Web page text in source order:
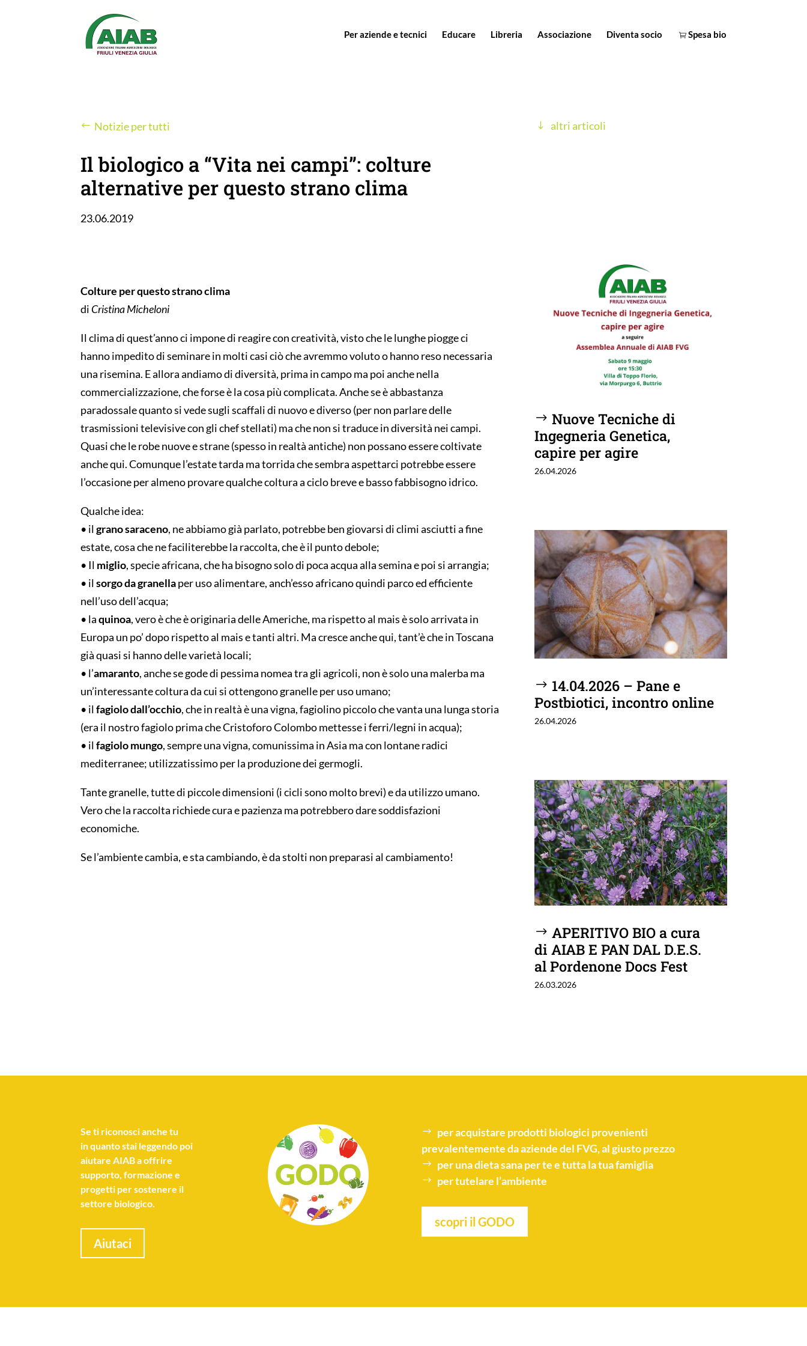
Per aziende e tecnici Educare Libreria Associazione Diventa socio Spesa bio
Notizie per tutti
Il biologico a “Vita nei campi”: colture
alternative per questo strano clima
23.06.2019
altri articoli
Colture per questo strano clima
di Cristina Micheloni
Il clima di quest’anno ci impone di reagire con creatività, visto che le lunghe piogge ci
hanno impedito di seminare in molti casi ciò che avremmo voluto o hanno reso necessaria
una risemina. E allora andiamo di diversità, prima in campo ma poi anche nella
commercializzazione, che forse è la cosa più complicata. Anche se è abbastanza
paradossale quanto si vede sugli scaffali di nuovo e diverso (per non parlare delle
trasmissioni televisive con gli chef stellati) ma che non si traduce in diversità nei campi.
Quasi che le robe nuove e strane (spesso in realtà antiche) non possano essere coltivate
anche qui.Comunque l’estate tarda ma torrida che sembra aspettarci potrebbe essere
l’occasione per almeno provare qualche coltura a ciclo breve e basso fabbisogno idrico.
Qualche idea:
• ilgrano saraceno, ne abbiamo già parlato, potrebbe ben giovarsi di climi asciutti a fine
estate, cosa che ne faciliterebbe la raccolta, che è il punto debole;
• Il miglio, specie africana, che ha bisogno solo di poca acqua alla semina e poi si arrangia;
• ilsorgo da granellaper uso alimentare, anch’esso africano quindi parco ed efficiente
nell’uso dell’acqua;
• laquinoa, vero è che è originaria delle Americhe, ma rispetto al mais è solo arrivata in
Europa un po’ dopo rispetto al mais e tanti altri. Ma cresce anche qui, tant’è che in Toscana
già quasi si hanno delle varietà locali;
• l’amaranto, anche se gode di pessima nomea tra gli agricoli, non è solo una malerba ma
un’interessante coltura da cui si ottengono granelle per uso umano;
• ilfagiolo dall’occhio, che in realtà è una vigna, fagiolino piccolo che vanta una lunga storia
(era il nostro fagiolo prima che Cristoforo Colombo mettesse i ferri/legni in acqua);
• ilfagiolo mungo, sempre una vigna, comunissima in Asia ma con lontane radici
mediterranee; utilizzatissimo per la produzione dei germogli.
Tante granelle, tutte di piccole dimensioni (i cicli sono molto brevi) e da utilizzo umano.
Vero che la raccolta richiede cura e pazienza ma potrebbero dare soddisfazioni
economiche.
Se l’ambiente cambia, e sta cambiando, è da stolti non preparasi al cambiamento!
Nuove Tecniche di
Ingegneria Genetica,
capire per agire
26.04.2026
14.04.2026 – Pane e
Postbiotici, incontro online
26.04.2026
APERITIVO BIO a cura
di AIAB E PAN DAL D.E.S.
al Pordenone Docs Fest
26.03.2026
Seti riconosci anche tu
in quanto stai leggendo poi
aiutare AIAB a offrire
supporto, formazione e
progetti per sostenere il
settore biologico.
Aiutaci
per acquistare prodotti biologici provenienti
prevalentemente da aziende del FVG, al giusto prezzo
per unadieta sanaper te e tutta la tua famiglia
per tutelare l’ambiente
scopri il GODO